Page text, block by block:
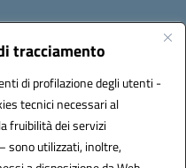
tracciamento
di profilazione degli utenti -
tecnici necessari al
fruibilità dei servizi
sono utilizzati, inoltre,
Caserta